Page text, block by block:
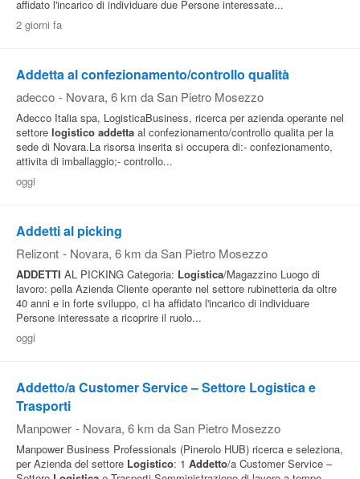
affidato l'incarico di individuare due Persone interessate...
2 giorni fa
Addetta al confezionamento/controllo qualità
adecco - Novara, 6 km da San Pietro Mosezzo
Adecco Italia spa, LogisticaBusiness, ricerca per azienda operante nel
settore logistico addetta al confezionamento/controllo qualita per la
sede di Novara.La risorsa inserita si occupera di:- confezionamento,
attivita di imballaggio;- controllo...
oggi
Addetti al picking
Relizont - Novara, 6 km da San Pietro Mosezzo
ADDETTI AL PICKING Categoria: Logistica/Magazzino Luogo di
lavoro: pella Azienda Cliente operante nel settore rubinetteria da oltre
40 anni e in forte sviluppo, ci ha affidato l'incarico di individuare
Persone interessate a ricoprire il ruolo...
oggi
Addetto/a Customer Service – Settore Logistica e
Trasporti
Manpower - Novara, 6 km da San Pietro Mosezzo
Manpower Business Professionals (Pinerolo HUB) ricerca e seleziona,
per Azienda del settore Logistico: 1 Addetto/a Customer Service –